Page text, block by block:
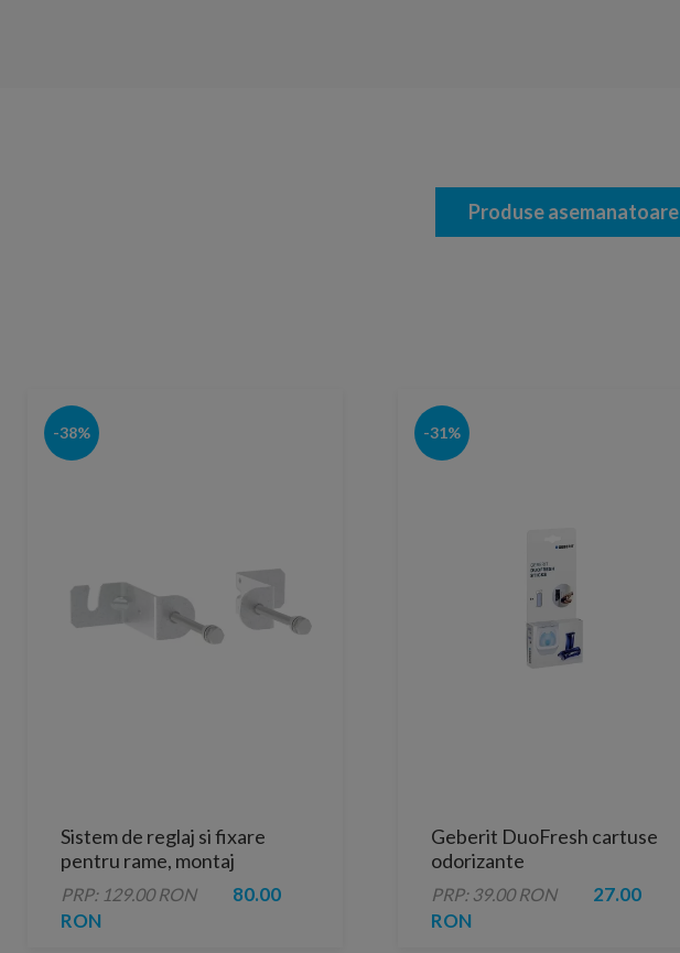
Produse asemanatoare
-38%
Sistem de reglaj si fixare
pentru rame, montaj
individual, Geberit
DuofixBasic
PRP: 129.00 RON
80.00
RON
-31%
Geberit DuoFresh cartuse
odorizante
PRP: 39.00 RON
27.00
RON